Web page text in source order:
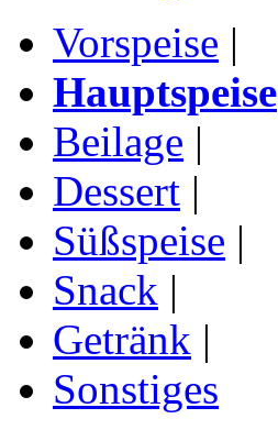
Vorspeise |
Hauptspeise
Beilage |
Dessert |
Süßspeise |
Snack |
Getränk |
Sonstiges